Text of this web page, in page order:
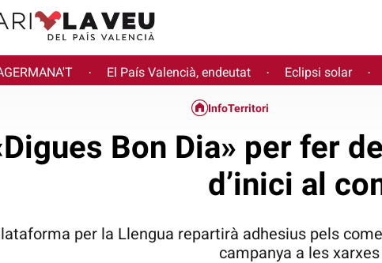
· El País Valencià, endeutat · Eclipsi solar ·
InfoTerritori
Bon Dia» per fer
d’inici al
per la Llengua repartirà adhesius pels
campanya a les